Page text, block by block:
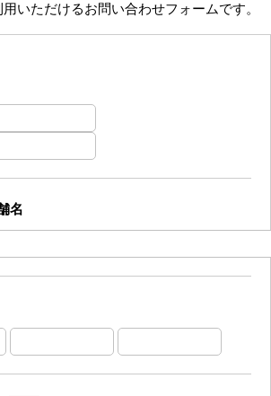
いただけるお問い合わせフォームです。
名